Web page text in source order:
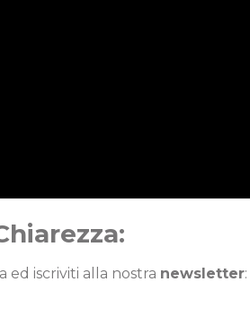
ed iscriviti alla nostra newsletter